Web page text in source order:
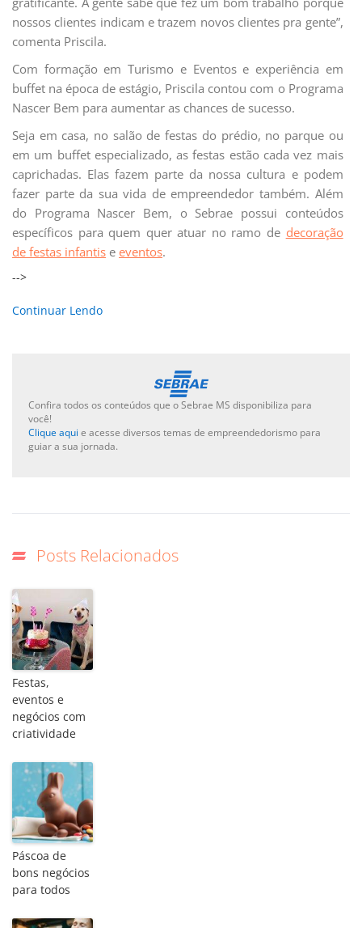
nossos clientes indicam e trazem novos clientes pra gente”,
comenta Priscila.
Com formação em Turismo e Eventos e experiência em
buffet na época de estágio, Priscila contou com o Programa
Nascer Bem para aumentar as chances de sucesso.
Seja em casa, no salão de festas do prédio, no parque ou
em um buffet especializado, as festas estão cada vez mais
caprichadas. Elas fazem parte da nossa cultura e podem
fazer parte da sua vida de empreendedor também. Além
do Programa Nascer Bem, o Sebrae possui conteúdos
específicos para quem quer atuar no ramo de decoração
de festas infantis e eventos.
-->
Continuar Lendo
Confira todos os conteúdos que o Sebrae MS disponibiliza para
você!
Clique aqui e acesse diversos temas de empreendedorismo para
guiar a sua jornada.
Posts Relacionados
Festas,
eventos e
negócios com
criatividade
Páscoa de
bons negócios
para todos